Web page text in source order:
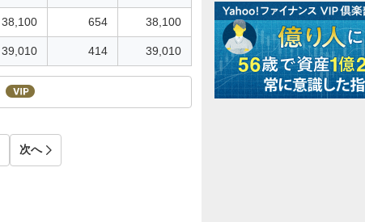
38,100 654 38,100
39,010 414 39,010
次へ